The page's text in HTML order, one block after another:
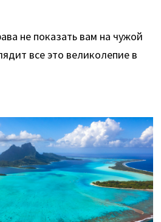
не показать вам на чужой
все это великолепие в